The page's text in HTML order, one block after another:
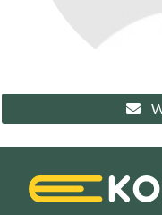
Nauczanie
Szkoła
Przygotowania
Przygotowania
Miejsce
u ucznia
online
Wykształcenie
korepetytora